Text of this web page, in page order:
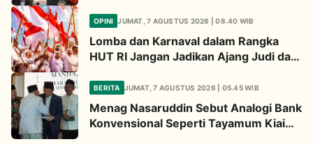
OPINI JUMAT, 7 AGUSTUS 2026 | 08.40 WIB
Lomba dan Karnaval dalam Rangka
HUT RI Jangan Jadikan Ajang Judi dan
BERITA JUMAT, 7 AGUSTUS 2026 | 05.45 WIB
Menag Nasaruddin Sebut Analogi Bank
Konvensional Seperti Tayamum Kiai